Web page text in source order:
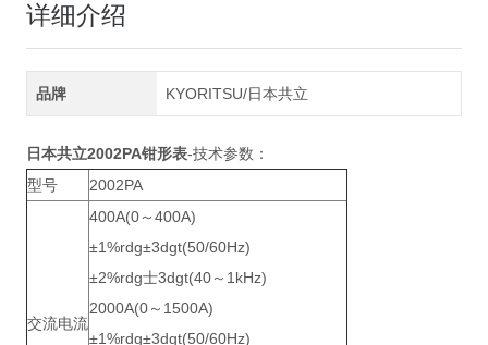
详细介绍
品牌 KYORITSU/日本共立
日本共立2002PA钳形表-技术参数：
型号
2002PA
交流电流
400A(0～400A)
±1%rdg±3dgt(50/60Hz)
±2%rdg士3dgt(40～1kHz)
2000A(0～1500A)
±1%rdg±3dgt(50/60Hz)